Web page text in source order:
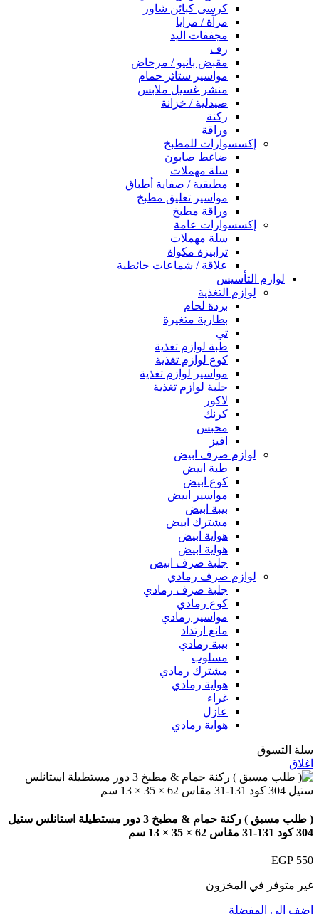
كرسى كبائن شاور
مرآة / مرايا
مجففات اليد
رف
مقبض بانيو / مرحاض
مواسير ستائر حمام
منشر غسيل ملابس
صيدلية / خزانة
ركنة
وراقة
إكسسوارات للمطبخ
ضاغط صابون
سلة مهملات
مطبقية / صفاية أطباق
مواسير تعليق مطبخ
وراقة مطبخ
إكسسوارات عامة
سلة مهملات
ترابيزة مكواة
علاقة / شماعات حائطية
لوازم التأسيس
لوازم التغذية
بردة لحام
بطارية متغيرة
تي
طبة لوازم تغذية
كوع لوازم تغذية
مواسير لوازم تغذية
جلبة لوازم تغذية
لاكور
كرنك
محبس
افيز
لوازم صرف ابيض
طبة ابيض
كوع ابيض
مواسير ابيض
بيبة ابيض
مشترك ابيض
هواية ابيض
هواية ابيض
جلبة صرف ابيض
لوازم صرف رمادي
جلبة صرف رمادي
كوع رمادي
مواسير رمادي
مانع ارتداد
بيبة رمادي
مسلوب
مشترك رمادي
هواية رمادي
غراء
عازل
هواية رمادي
سلة التسوق
اغلاق
( طلب مسبق ) ركنة حمام & مطبخ 3 دور مستطيلة استانلس ستيل
304 كود 131-31 مقاس 62 × 35 × 13 سم
550
EGP
غير متوفر في المخزون
اضف الى المفضلة